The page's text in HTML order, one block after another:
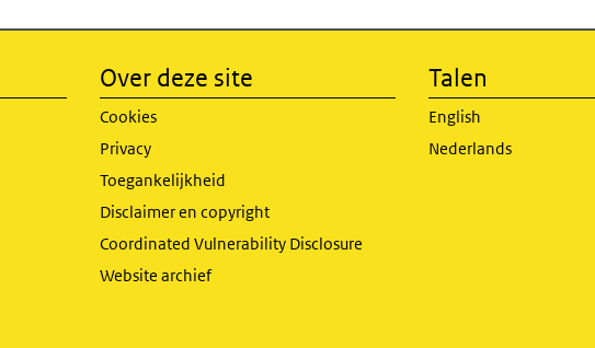
Over deze site
Cookies
Privacy
Toegankelijkheid
Disclaimer en copyright
Coordinated Vulnerability Disclosure
Website archief
Talen
English
Nederlands